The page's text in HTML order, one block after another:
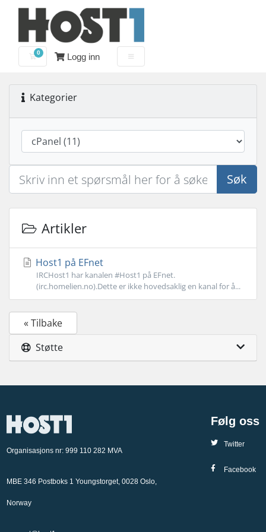
0
HandlevognLogg inn
Kategorier
Søk
Artikler
Host1 på EFnet
IRCHost1 har kanalen #Host1 på EFnet.
(irc.homelien.no).Dette er ikke hovedsaklig en kanal for å...
« Tilbake
Støtte
Organisasjons nr: 999 110 282 MVA
MBE 346 Postboks 1 Youngstorget, 0028 Oslo,
Norway
Følg oss
Twitter
Facebook